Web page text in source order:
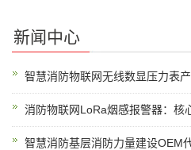
新闻中心
智慧消防物联网无线数显压力表
消防物联网LoRa烟感报警器：核
智慧消防基层消防力量建设OEM